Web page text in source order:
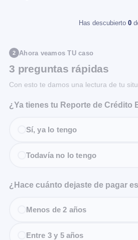
Has descubierto 0
2 Ahora veamos TU caso
3 preguntas rápidas
Con esto te damos una lectura de tu
¿Ya tienes tu Reporte de Crédito
Sí, ya lo tengo
Todavía no lo tengo
¿Hace cuánto dejaste de pagar
Menos de 2 años
Entre 3 y 5 años